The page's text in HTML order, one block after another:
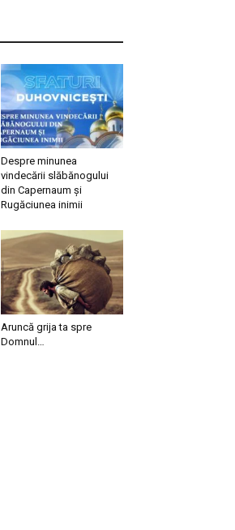
Despre minunea
vindecării slăbănogului
din Capernaum și
Rugăciunea inimii
Aruncă grija ta spre
Domnul…